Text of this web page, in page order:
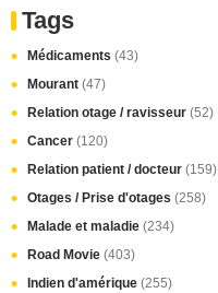
Tags
Médicaments (43)
Mourant (47)
Relation otage / ravisseur (52)
Cancer (120)
Relation patient / docteur (159)
Otages / Prise d'otages (258)
Malade et maladie (234)
Road Movie (403)
Indien d'amérique (255)